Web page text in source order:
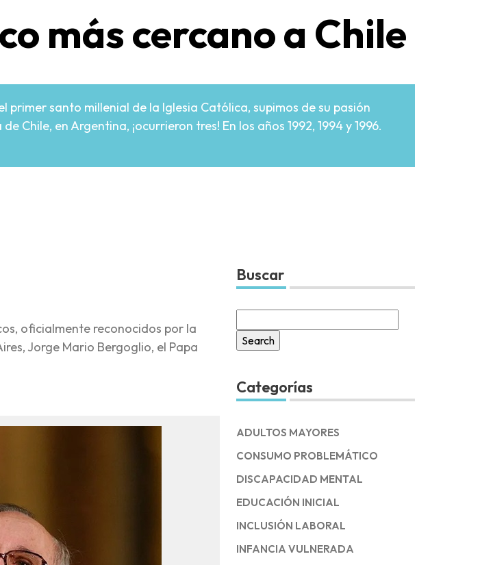
más cercano a Chile
santo millenial de la Iglesia Católica, supimos de su pasión
Chile, en Argentina, ¡ocurrieron tres! En los años 1992, 1994 y 1996.
oficialmente reconocidos por la
Jorge Mario Bergoglio, el Papa
Buscar
for:
Categorías
ADULTOS MAYORES
CONSUMO PROBLEMÁTICO
DISCAPACIDAD MENTAL
EDUCACIÓN INICIAL
INCLUSIÓN LABORAL
INFANCIA VULNERADA